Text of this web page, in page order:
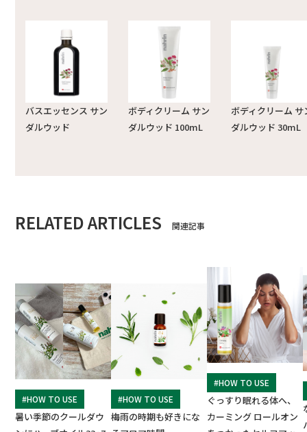
バスエッセンス サン
ダルウッド
ボディクリーム サン
ダルウッド 100mL
ボディクリーム サ
ダルウッド 30mL
RELATED ARTICLES 関連記事
#HOW TO USE
暑い季節のクールダウ
#HOW TO USE
梅雨の時期も好きにな
#HOW TO USE
ぐっすり眠れる体へ、
カーミング ロールオン